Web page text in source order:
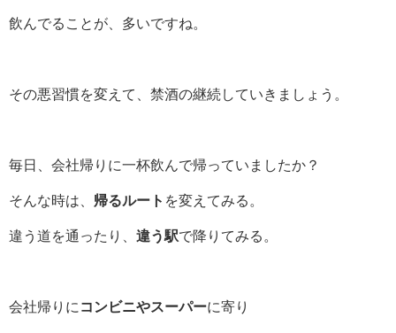
飲んでることが、多いですね。
その悪習慣を変えて、禁酒の継続していきましょう。
毎日、会社帰りに一杯飲んで帰っていましたか？
そんな時は、 帰るルート を変えてみる。
違う道を通ったり、 違う駅で降りてみる。
会社帰りに コンビニやスーパーに寄り